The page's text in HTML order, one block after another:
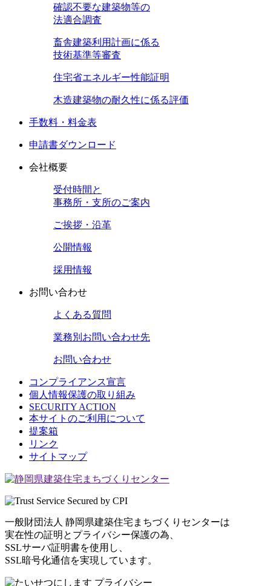
確認不要な建築物等の
法適合調査
畜舎建築利用計画に係る
技術基準等審査
住宅省エネルギー性能証明
木造建築物の耐久性に係る評価
手数料・料金表
申請書ダウンロード
会社概要
受付時間と
事務所・支所のご案内
ご挨拶・沿革
公開情報
採用情報
お問い合わせ
よくある質問
業務別 お問い合わせ先
お問い合わせ
コンプライアンス宣言
個人情報保護の取り組み
SECURITY ACTION
本サイトのご利用について
提案箱
リンク
サイトマップ
一般財団法人 静岡県建築住宅まちづくりセンターは
実在性の証明とプライバシー保護の為、
SSLサーバ証明書を使用し、
SSL暗号化通信を実現しています。